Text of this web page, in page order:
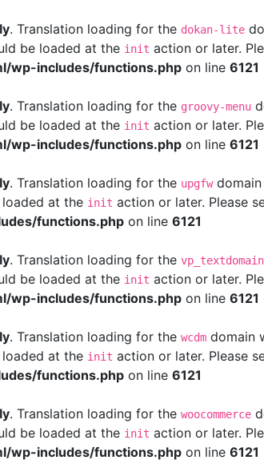
. Translation loading for the dokan-lite
be loaded at the init action or later.
wp-includes/functions.php on line 6121
. Translation loading for the groovy-menu
be loaded at the init action or later.
wp-includes/functions.php on line 6121
. Translation loading for the upgfwdomain
at the init action or later. Please
functions.php on line 6121
. Translation loading for the vp_textdomain
be loaded at the init action or later.
wp-includes/functions.php on line 6121
. Translation loading for the wcdm domain
at the init action or later. Please
functions.php on line 6121
. Translation loading for the woocommerce
be loaded at the init action or later.
wp-includes/functions.php on line 6121